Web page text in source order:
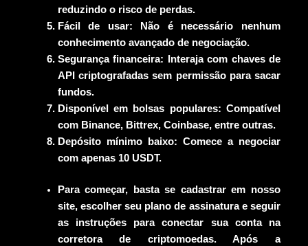
reduzindo o risco de perdas.
Fácil de usar: Não é necessário nenhum
conhecimento avançado de negociação.
Segurança financeira: Interaja com chaves de
API criptografadas sem permissão para sacar
fundos.
Disponível em bolsas populares: Compatível
com Binance, Bittrex, Coinbase, entre outras.
Depósito mínimo baixo: Comece a negociar
com apenas 10 USDT.
Para começar, basta se cadastrar em nosso
site, escolher seu plano de assinatura e seguir
as instruções para conectar sua conta na
corretora de criptomoedas. Após a